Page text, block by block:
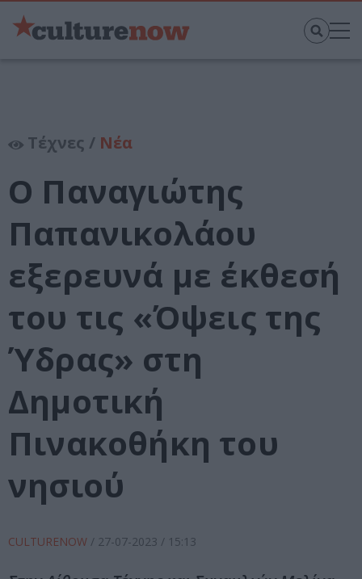
Τέχνες / Νέα
Ο Παναγιώτης
Παπανικολάου
εξερευνά με έκθεσή
του τις «Όψεις της
Ύδρας» στη
Δημοτική
Πινακοθήκη του
νησιού
CULTURENOW / 27-07-2023 / 15:13